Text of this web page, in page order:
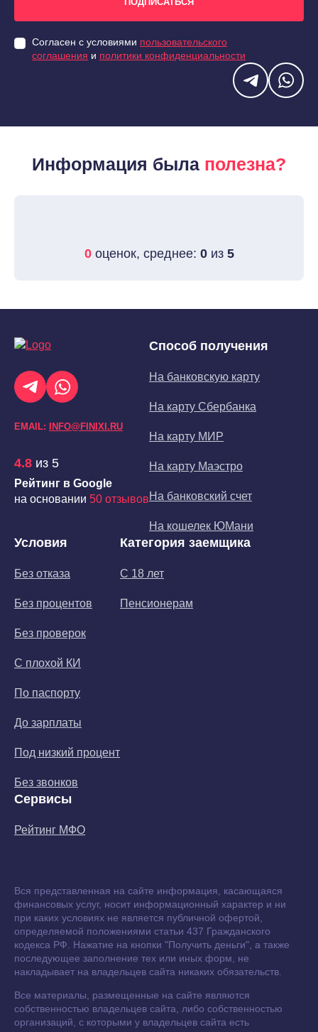
Согласен с условиями пользовательского
соглашения и политики конфиденциальности
Информация была полезна?
0оценок, среднее: 0из 5
EMAIL: INFO@FINIXI.RU
4.8 из 5
Рейтинг в Google
на основании 50 отзывов
Способ получения
На банковскую карту
На карту Сбербанка
На карту МИР
На карту Маэстро
На банковский счет
На кошелек ЮМани
Условия
Без отказа
Без процентов
Без проверок
С плохой КИ
По паспорту
До зарплаты
Под низкий процент
Без звонков
Категория заемщика
С 18 лет
Пенсионерам
Сервисы
Рейтинг МФО
Вся представленная на сайте информация, касающаяся
финансовых услуг, носит информационный характер и ни
при каких условиях не является публичной офертой,
определяемой положениями статьи 437 Гражданского
кодекса РФ. Нажатие на кнопки "Получить деньги", а также
последующее заполнение тех или иных форм, не
накладывает на владельцев сайта никаких обязательств.
Все материалы, размещенные на сайте являются
собственностью владельцев сайта, либо собственностью
организаций, с которыми у владельцев сайта есть